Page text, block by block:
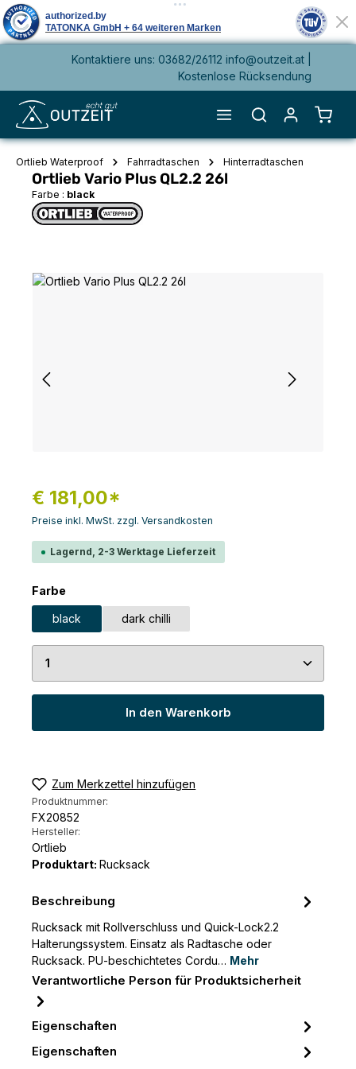
springenKontaktiere uns: 03682/26112 info@outzeit.at |
Kostenlose Rücksendung
Ortlieb Waterproof Fahrradtaschen Hinterradtaschen
Ortlieb Vario Plus QL2.2 26l
Farbe : black
Bildergalerie überspringen
€ 181,00*
Preise inkl. MwSt. zzgl. Versandkosten
Lagernd, 2-3 Werktage Lieferzeit
Farbeauswählen
black dark chilli
Produkt Anzahl: Gib den gewünschten Wert
In den Warenkorb
Zum Merkzettel hinzufügen
Produktnummer:
FX20852
Hersteller:
Ortlieb
Produktart: Rucksack
Beschreibung
Rucksack mit Rollverschluss und Quick-Lock2.2
Halterungssystem. Einsatz als Radtasche oder
Rucksack. PU-beschichtetes Cordu… Mehr
Verantwortliche Person für Produktsicherheit
Eigenschaften
Eigenschaften